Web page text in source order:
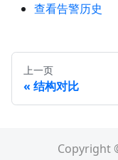
查看告警历史
上一页
结构对比
Copyright